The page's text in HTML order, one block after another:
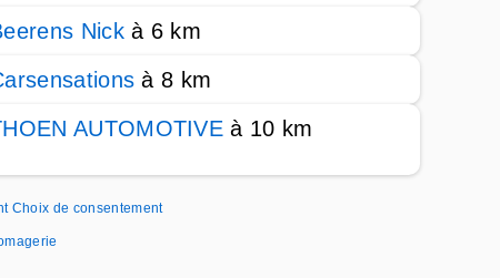
Nickà 6 km
à 8 km
AUTOMOTIVE à 10 km
Choix de consentement